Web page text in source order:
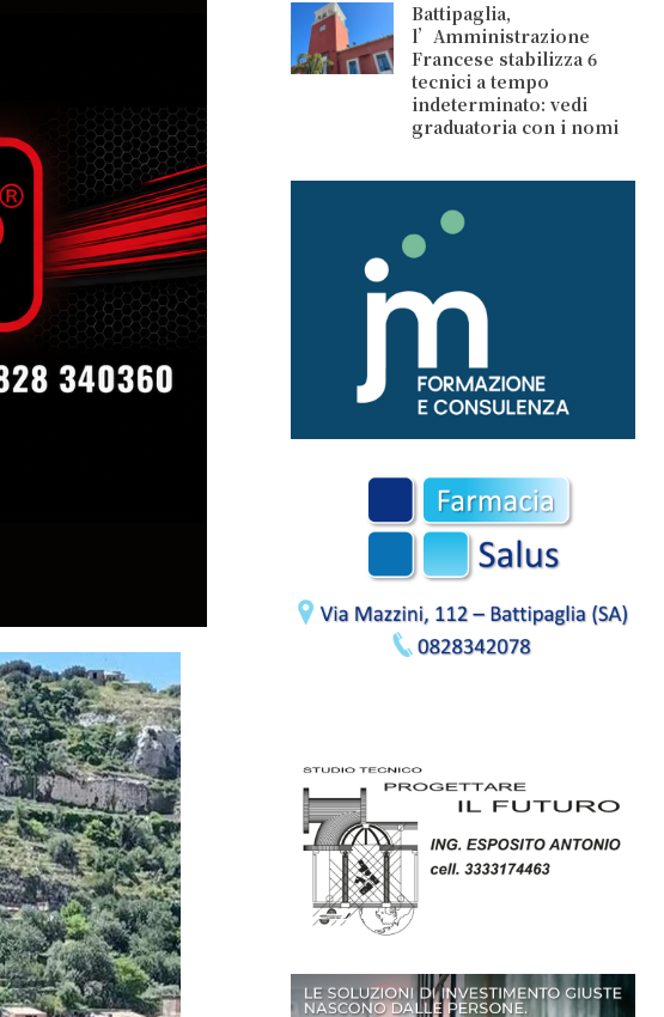
Battipaglia,
l’Amministrazione
Francese stabilizza 6
tecnici a tempo
indeterminato: vedi
graduatoria con i nomi